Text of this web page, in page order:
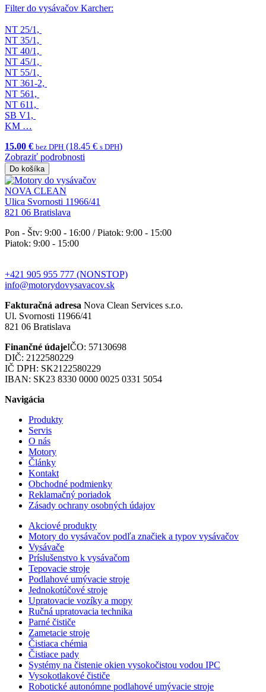
Filter do vysávačov Karcher:
NT 25/1,
NT 35/1,
NT 40/1,
NT 45/1,
NT 55/1,
NT 361-2,
NT 561,
NT 611,
SB V1,
KM …
15.00 € bez DPH (18.45 € s DPH)
Zobraziť podrobnosti
Do košíka
NOVA CLEAN
Ulica Svornosti 11966/41
821 06 Bratislava
Pon - Štv: 9:00 - 16:00 / Piatok: 9:00 - 15:00
Piatok: 9:00 - 15:00
+421 905 955 777 (NONSTOP)
info@motorydovysavacov.sk
Fakturačná adresa Nova Clean Services s.r.o.
Ul. Svornosti 11966/41
821 06 Bratislava
Finančné údajeIČO: 57130698
DIČ: 2122580229
IČ DPH: SK2122580229
IBAN: SK23 8330 0000 0025 0331 5054
Navigácia
Produkty
Servis
O nás
Motory
Články
Kontakt
Obchodné podmienky
Reklamačný poriadok
Zásady ochrany osobných údajov
Akciové produkty
Motory do vysávačov podľa značiek a typov vysávačov
Vysávače
Príslušenstvo k vysávačom
Tepovacie stroje
Podlahové umývacie stroje
Jednokotúčové stroje
Upratovacie vozíky a mopy
Ručná upratovacia technika
Parné čističe
Zametacie stroje
Čistiaca chémia
Čistiace pady
Systémy na čistenie okien vysokočistou vodou IPC
Vysokotlakové čističe
Robotické autonómne podlahové umývacie stroje